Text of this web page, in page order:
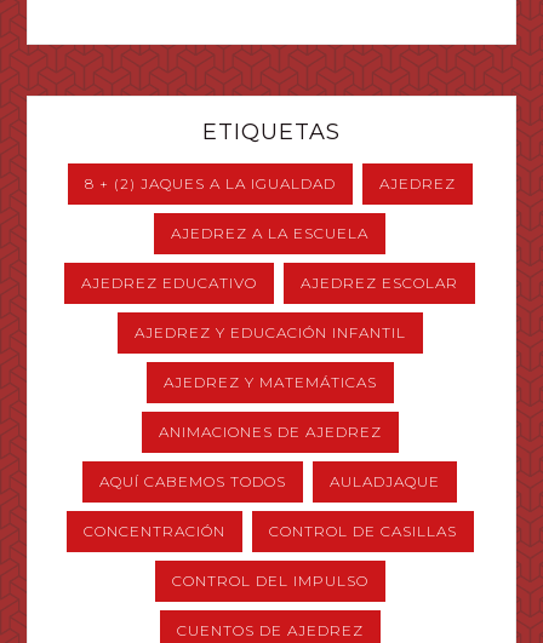
ETIQUETAS
8 + (2) JAQUES A LA IGUALDAD AJEDREZ
AJEDREZ A LA ESCUELA
AJEDREZ EDUCATIVO AJEDREZ ESCOLAR
AJEDREZ Y EDUCACIÓN INFANTIL
AJEDREZ Y MATEMÁTICAS
ANIMACIONES DE AJEDREZ
AQUÍ CABEMOS TODOS AULADJAQUE
CONCENTRACIÓN CONTROL DE CASILLAS
CONTROL DEL IMPULSO
CUENTOS DE AJEDREZ